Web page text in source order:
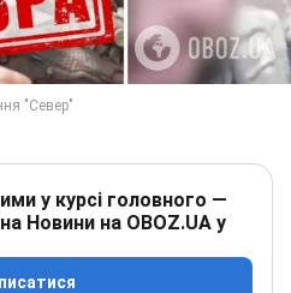
у курсі головного —
Новини на OBOZ.UA у